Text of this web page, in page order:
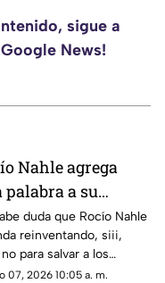
sigue a
News!
Nahle agrega
palabra a su
de escape;
del 'NO SÉ' ya
el 'CUÁLES'
duda que Rocío Nahle
reinventando, siii,
para salvar a los
sino para seguir
07, 2026 10:05 a. m.